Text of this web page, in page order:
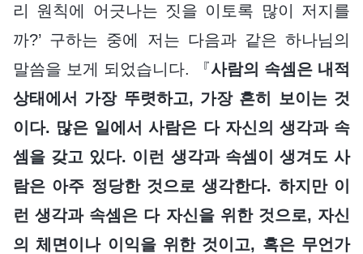
리 원칙에 어긋나는 짓을 이토록 많이 저지를
까?’ 구하는 중에 저는 다음과 같은 하나님의
말씀을 보게 되었습니다. 『사람의 속셈은 내적
상태에서 가장 뚜렷하고, 가장 흔히 보이는 것
이다. 많은 일에서 사람은 다 자신의 생각과 속
셈을 갖고 있다. 이런 생각과 속셈이 생겨도 사
람은 아주 정당한 것으로 생각한다. 하지만 이
런 생각과 속셈은 다 자신을 위한 것으로, 자신
의 체면이나 이익을 위한 것이고, 혹은 무언가